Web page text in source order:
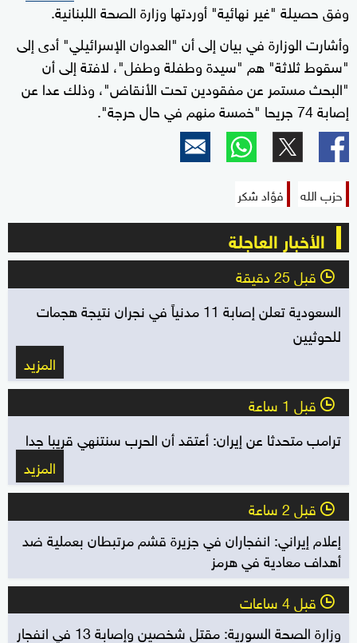
وفق حصيلة "غير نهائية" أوردتها وزارة الصحة اللبنانية.
وأشارت الوزارة في بيان إلى أن "العدوان الإسرائيلي" أدى إلى
"سقوط ثلاثة" هم "سيدة وطفلة وطفل"، لافتة إلى أن
"البحث مستمر عن مفقودين تحت الأنقاض"، وذلك عدا عن
إصابة 74 جريحا "خمسة منهم في حال حرجة".
حزب الله فؤاد شكر
الأخبار العاجلة
l قبل 25 دقيقة
السعودية تعلن إصابة 11 مدنياً في نجران نتيجة هجمات
للحوثيين
المزيد
l قبل 1 ساعة
ترامب متحدثا عن إيران: أعتقد أن الحرب سنتنهي قريبا جدا
المزيد
l قبل 2 ساعة
إعلام إيراني: انفجاران في جزيرة قشم مرتبطان بعملية ضد
أهداف معادية في هرمز
l قبل 4 ساعات
وزارة الصحة السورية: مقتل شخصين وإصابة 13 في انفجار